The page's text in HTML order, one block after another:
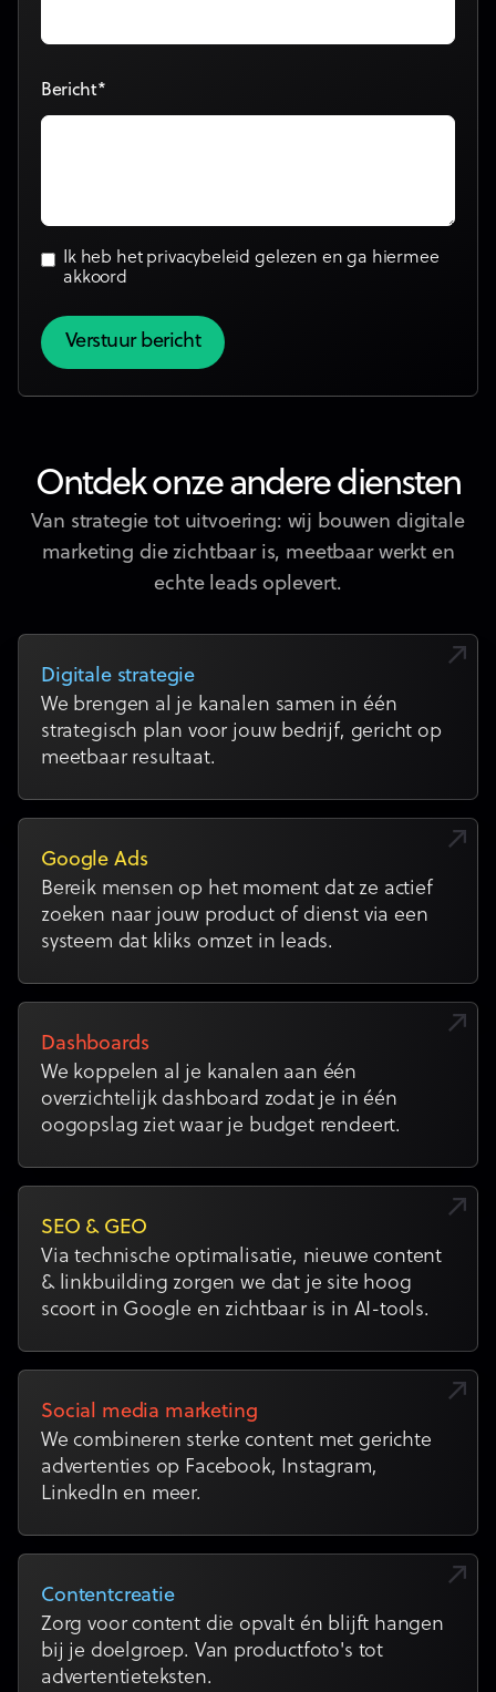
Bericht*
Ik heb het privacybeleid gelezen en ga hiermee
akkoord
Ontdek onze andere diensten
Van strategie tot uitvoering: wij bouwen digitale
marketing die zichtbaar is, meetbaar werkt en
echte leads oplevert.
Digitale strategie
We brengen al je kanalen samen in één
strategisch plan voor jouw bedrijf, gericht op
meetbaar resultaat.
Google Ads
Bereik mensen op het moment dat ze actief
zoeken naar jouw product of dienst via een
systeem dat kliks omzet in leads.
Dashboards
We koppelen al je kanalen aan één
overzichtelijk dashboard zodat je in één
oogopslag ziet waar je budget rendeert.
SEO & GEO
Via technische optimalisatie, nieuwe content
& linkbuilding zorgen we dat je site hoog
scoort in Google en zichtbaar is in AI-tools.
Social media marketing
We combineren sterke content met gerichte
advertenties op Facebook, Instagram,
LinkedIn en meer.
Contentcreatie
Zorg voor content die opvalt én blijft hangen
bij je doelgroep. Van productfoto's tot
advertentieteksten.